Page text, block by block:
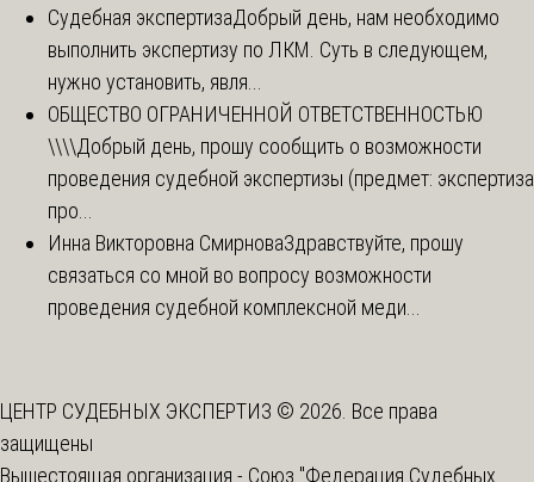
Судебная экспертизаДобрый день, нам необходимо
выполнить экспертизу по ЛКМ. Суть в следующем,
нужно установить, явля...
ОБЩЕСТВО ОГРАНИЧЕННОЙ ОТВЕТСТВЕННОСТЬЮ
\\\\Добрый день, прошу сообщить о возможности
проведения судебной экспертизы (предмет: экспертиза
про...
Инна Викторовна СмирноваЗдравствуйте, прошу
связаться со мной во вопросу возможности
проведения судебной комплексной меди...
ЦЕНТР СУДЕБНЫХ ЭКСПЕРТИЗ © 2026. Все права
защищены
Вышестоящая организация - Союз "Федерация Судебных